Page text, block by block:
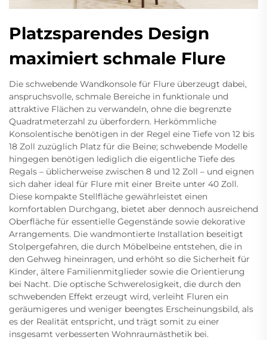
Platzsparendes Design
maximiert schmale Flure
Die schwebende Wandkonsole für Flure überzeugt dabei,
anspruchsvolle, schmale Bereiche in funktionale und
attraktive Flächen zu verwandeln, ohne die begrenzte
Quadratmeterzahl zu überfordern. Herkömmliche
Konsolentische benötigen in der Regel eine Tiefe von 12 bis
18 Zoll zuzüglich Platz für die Beine; schwebende Modelle
hingegen benötigen lediglich die eigentliche Tiefe des
Regals – üblicherweise zwischen 8 und 12 Zoll – und eignen
sich daher ideal für Flure mit einer Breite unter 40 Zoll.
Diese kompakte Stellfläche gewährleistet einen
komfortablen Durchgang, bietet aber dennoch ausreichend
Oberfläche für essentielle Gegenstände sowie dekorative
Arrangements. Die wandmontierte Installation beseitigt
Stolpergefahren, die durch Möbelbeine entstehen, die in
den Gehweg hineinragen, und erhöht so die Sicherheit für
Kinder, ältere Familienmitglieder sowie die Orientierung
bei Nacht. Die optische Schwerelosigkeit, die durch den
schwebenden Effekt erzeugt wird, verleiht Fluren ein
geräumigeres und weniger beengtes Erscheinungsbild, als
es der Realität entspricht, und trägt somit zu einer
insgesamt verbesserten Wohnraumästhetik bei.